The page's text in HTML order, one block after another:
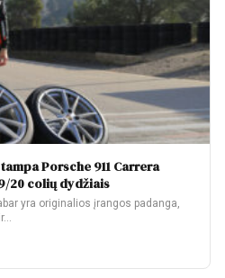
Porsche 911 Carrera
20 colių dydžiais
yra originalios įrangos padanga,